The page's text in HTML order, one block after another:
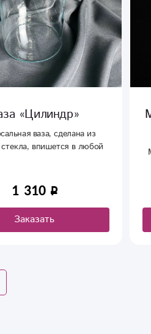
Мягкая игрушка «Мишка с
бантом»
Мягкий медведь с бантиком, самый